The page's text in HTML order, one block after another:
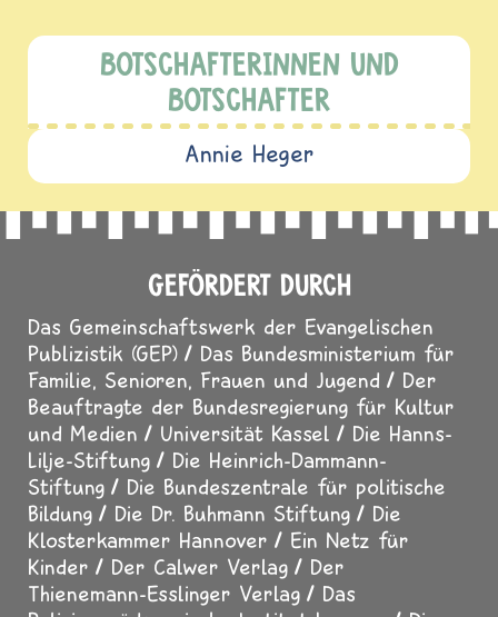
BOTSCHAFTERINNEN UND
BOTSCHAFTER
Annie Heger
GEFÖRDERT DURCH
Das Gemeinschaftswerk der Evangelischen
Publizistik (GEP)
Das Bundesministerium für
Familie, Senioren, Frauen und Jugend
Der
Beauftragte der Bundesregierung für Kultur
und Medien
Universität Kassel
Die Hanns-
Lilje-Stiftung
Die Heinrich-Dammann-
Stiftung
Die Bundeszentrale für politische
Bildung
Die Dr. Buhmann Stiftung
Die
Klosterkammer Hannover
Ein Netz für
Kinder
Der Calwer Verlag
Der
Thienemann-Esslinger Verlag
Das